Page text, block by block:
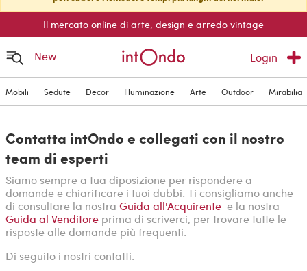
Il mercato online di arte, design e arredo vintage
New Login
Mobili Sedute Decor Illuminazione Arte Outdoor Mirabilia
Contatta intOndo e collegati con il nostro
team di esperti
Siamo sempre a tua diposizione per rispondere a
domande e chiarificare i tuoi dubbi. Ti consigliamo anche
di consultare la nostra Guida all'Acquirentee la nostra
Guida al Venditore prima di scriverci, per trovare tutte le
risposte alle domande più frequenti.
Di seguito i nostri contatti: